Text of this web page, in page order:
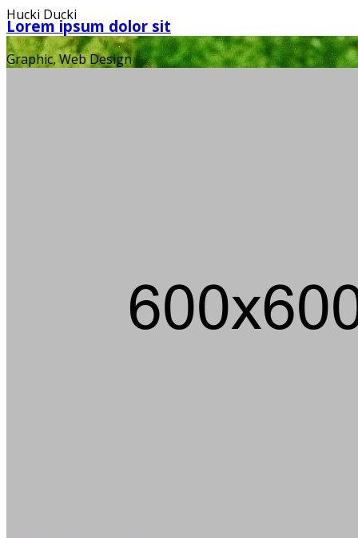
Hucki Ducki
Lorem ipsum dolor sit
Graphic, Web Design